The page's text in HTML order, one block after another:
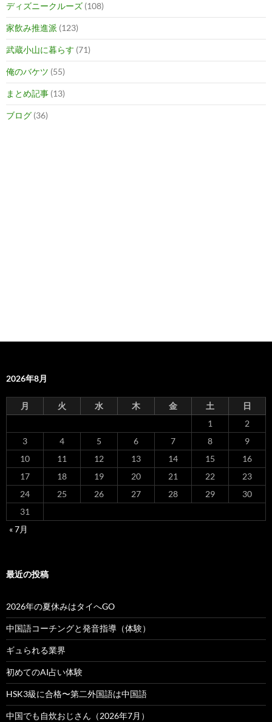
ディズニークルーズ (108)
家飲み推進派 (123)
武蔵小山に暮らす (71)
俺のバケツ (55)
まとめ記事 (13)
ブログ (36)
2026年8月
月 火 水 木 金 土
日
1
2
3
4 5 6 7 8
9
10
11 12 13 14 15
16
17
18 19 20 21 22
23
24
25 26 27 28 29
30
31
« 7月
最近の投稿
2026年の夏休みはタイへGO
中国語コーチングと発音指導（体験）
ギュられる業界
初めてのAI占い体験
HSK3級に合格〜第二外国語は中国語
中国でも自炊おじさん（2026年7月）